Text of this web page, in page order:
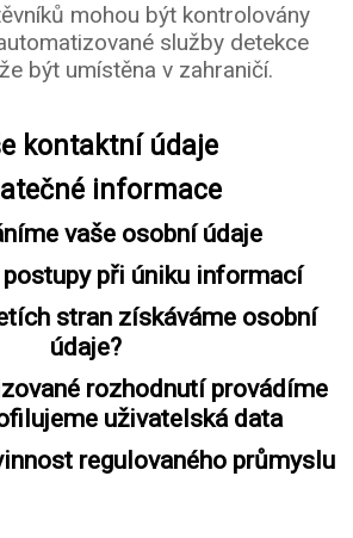
mohou být kontrolovány
služby detekce
být umístěna v zahraničí.
kontaktní údaje
informace
vaše osobní údaje
při úniku informací
stran získáváme osobní
údaje?
rozhodnutí provádíme
uživatelská data
regulovaného průmyslu